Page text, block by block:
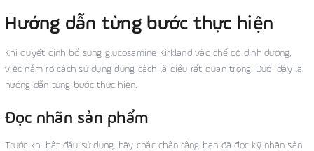
Hướng dẫn từng bước thực hiện
Khi quyết định bổ sung glucosamine Kirkland vào chế độ dinh dưỡng,
việc nắm rõ cách sử dụng đúng cách là điều rất quan trọng. Dưới đây là
hướng dẫn từng bước thực hiện.
Đọc nhãn sản phẩm
Trước khi bắt đầu sử dụng, hãy chắc chắn rằng bạn đã đọc kỹ nhãn sản